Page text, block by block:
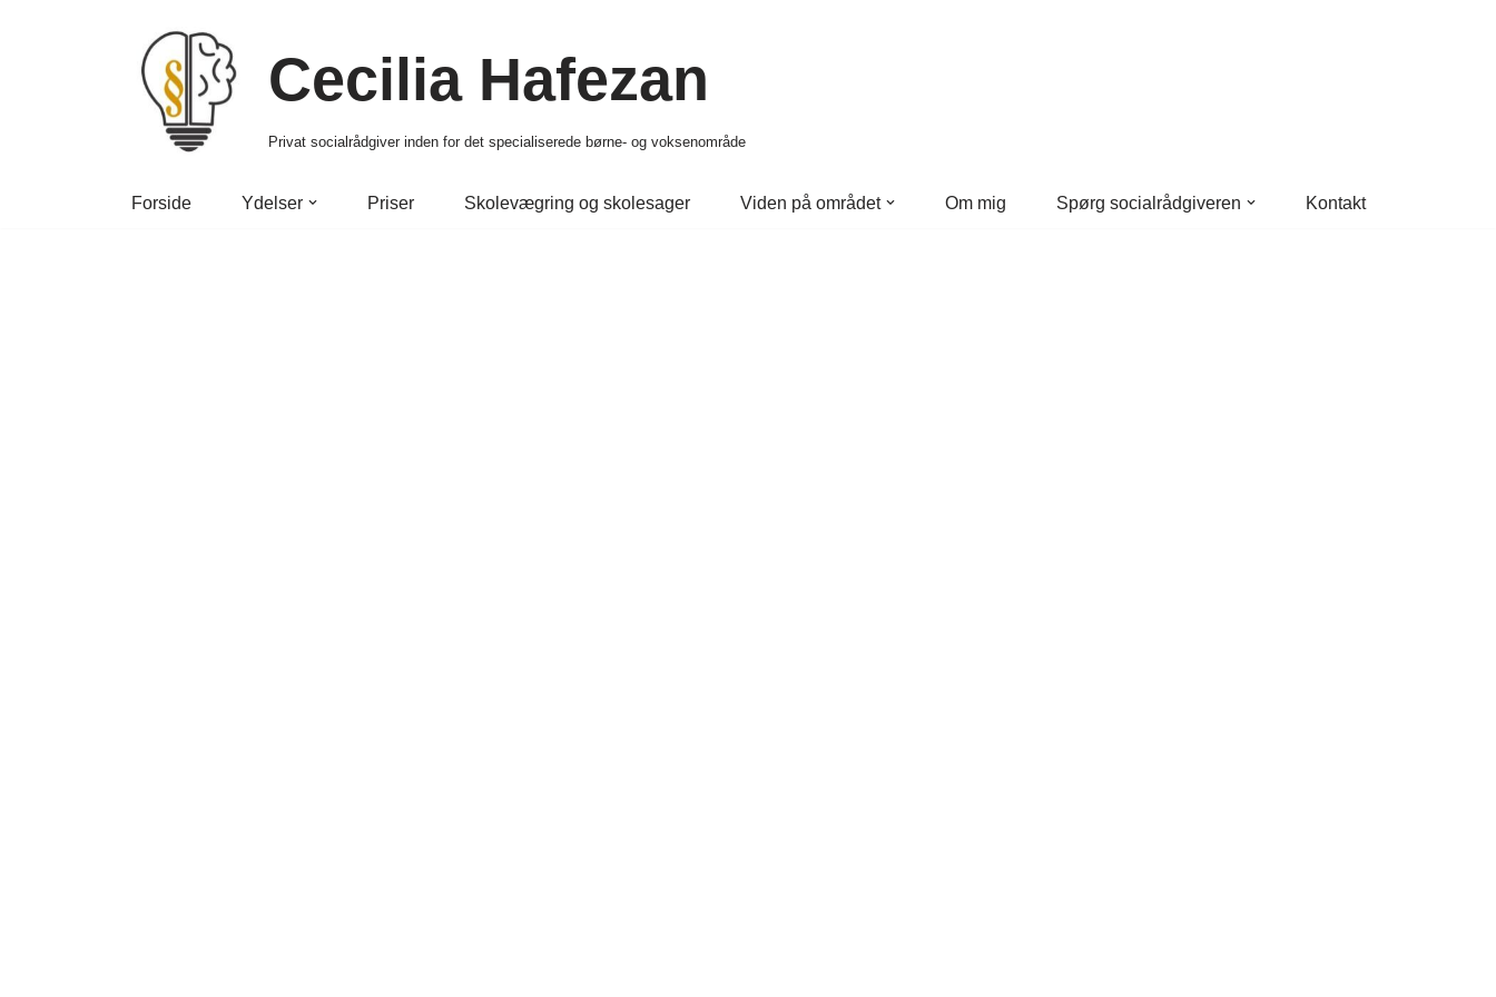
Cecilia Hafezan
Privat socialrådgiver inden for det specialiserede børne- og voksenområde
Forside Ydelser Priser Skolevægring og skolesager Viden på området Om mig Spørg socialrådgiveren Kontakt